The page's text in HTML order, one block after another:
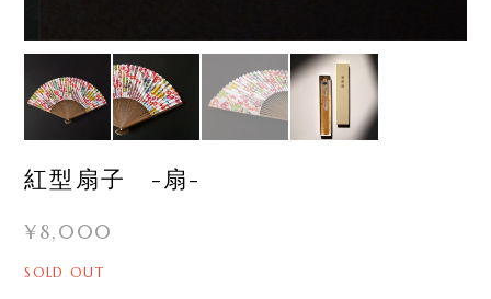
紅型扇子 -扇-
¥8,000
SOLD OUT